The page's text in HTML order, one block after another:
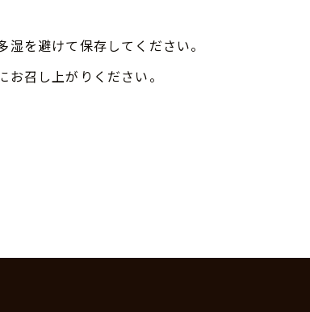
湿を避けて保存してください。
お召し上がりください。